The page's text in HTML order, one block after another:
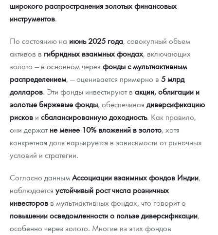
широкого распространения золотых финансовых
инструментов.
По состоянию на июнь 2025 года, совокупный объем
активов в гибридных взаимных фондах, включающих
золото — в основном через фонды с мультиактивным
распределением, — оценивается примерно в 5 млрд
долларов. Эти фонды инвестируют в акции, облигации и
золотые биржевые фонды, обеспечиваядиверсификацию
рисков и сбалансированную доходность. Как правило,
они держатне менее 10% вложений в золото, хотя
конкретная доля варьируется в зависимости от рыночных
условий и стратегии.
Согласно даннымАссоциации взаимных фондов Индии,
наблюдается устойчивый рост числа розничных
инвесторов в мультиактивных фондах, что говорит о
повышении осведомленности о пользе диверсификации,
особенно через золото. Многие из этих фондов